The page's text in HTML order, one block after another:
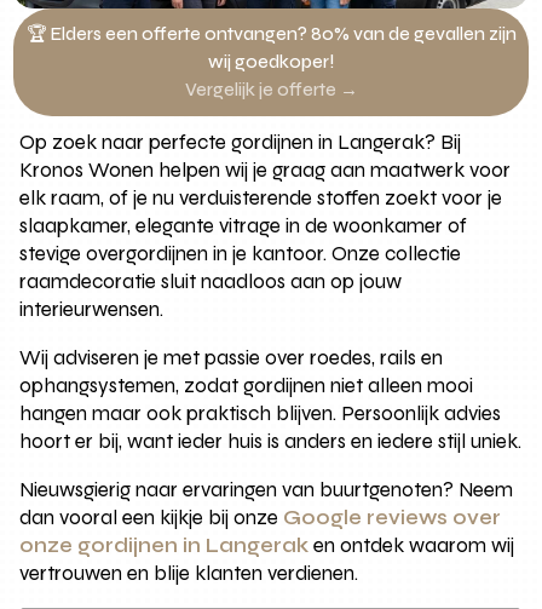
🏆 Elders een offerte ontvangen? 80% van de gevallen zijn
wij goedkoper!
Vergelijk je offerte →
Op zoek naar perfecte gordijnen in Langerak? Bij
Kronos Wonen helpen wij je graag aan maatwerk voor
elk raam, of je nu verduisterende stoffen zoekt voor je
slaapkamer, elegante vitrage in de woonkamer of
stevige overgordijnen in je kantoor. Onze collectie
raamdecoratie sluit naadloos aan op jouw
interieurwensen.
Wij adviseren je met passie over roedes, rails en
ophangsystemen, zodat gordijnen niet alleen mooi
hangen maar ook praktisch blijven. Persoonlijk advies
hoort er bij, want ieder huis is anders en iedere stijl uniek.
Nieuwsgierig naar ervaringen van buurtgenoten? Neem
dan vooral een kijkje bij onze Google reviews over
onze gordijnen in Langeraken ontdek waarom wij
vertrouwen en blije klanten verdienen.